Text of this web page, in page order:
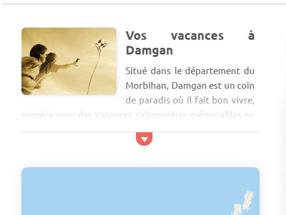
Vos vacances à
Damgan
Situé dans le département du
Morbihan, Damgan est un coin
de paradis où il fait bon vivre,
propice pour des vacances saisonnières mémorables en
région Bretagne. Dans un cadre paisible et authentique,
la station balnéaire de Damgan vous accueille pour
seul, en famille ou entre amis. Caractérisé par de